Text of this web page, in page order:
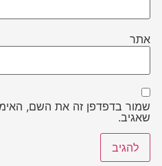
אתר
שמור בדפדפן זה את השם,
שאגיב.